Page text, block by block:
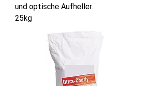
und optische Aufheller.
25kg